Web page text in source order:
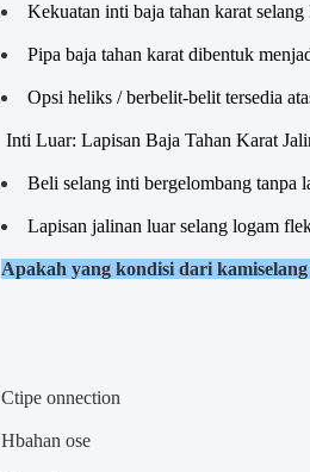
Kekuatan inti baja tahan karat
Pipa baja tahan karat dibentuk
Opsi heliks / berbelit-belit tersedia
Inti Luar: Lapisan Baja Tahan Karat
Beli selang inti bergelombang tanpa
Lapisan jalinan luar selang logam
Apakah yang kondisi dari kami
Ctipe onnection
Hbahan ose